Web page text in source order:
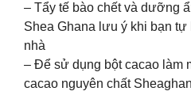
– Tẩy tế bào chết và dưỡng
Shea Ghana lưu ý khi bạn tự
nhà
– Để sử dụng bột cacao làm
cacao nguyên chất